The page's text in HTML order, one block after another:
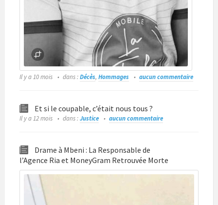
Il y a 10 mois dans :Décès, Hommages aucun commentaire
Et si le coupable, c’était nous tous ?
Il y a 12 mois dans :Justice aucun commentaire
Drame à Mbeni : La Responsable de
l’Agence Ria et MoneyGram Retrouvée Morte